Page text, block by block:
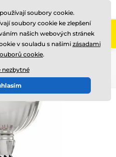
soubory cookie.
soubory cookie ke zlepšení
našich webových stránek
v souladu s našimi zásadami
cookie.
nezbytné